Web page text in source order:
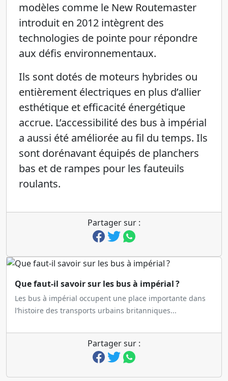
modèles comme le New Routemaster
introduit en 2012 intègrent des
technologies de pointe pour répondre
aux défis environnementaux.
Ils sont dotés de moteurs hybrides ou
entièrement électriques en plus d’allier
esthétique et efficacité énergétique
accrue. L’accessibilité des bus à impérial
a aussi été améliorée au fil du temps. Ils
sont dorénavant équipés de planchers
bas et de rampes pour les fauteuils
roulants.
Partager sur :
Que faut-il savoir sur les bus à impérial ?
Les bus à impérial occupent une place importante dans
l’histoire des transports urbains britanniques...
Partager sur :